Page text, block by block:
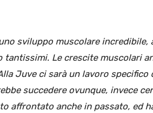
sviluppo muscolare
tantissimi. Le crescite muscolari
Juve ci sarà un lavoro
succedere ovunque, invece
affrontato anche in passato, ed